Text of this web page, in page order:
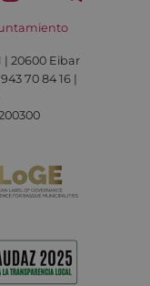
| 20600 Eibar
70 84 16 |